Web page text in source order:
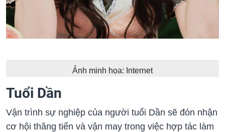
Ảnh minh họa: Internet
Tuổi Dần
Vận trình sự nghiệp của người tuổi Dần sẽ đón nhận
cơ hội thăng tiến và vận may trong việc hợp tác làm